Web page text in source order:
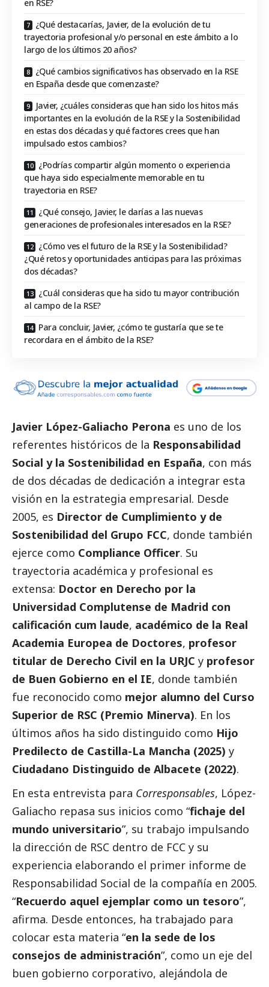
en RSE?
¿Qué destacarías, Javier, de la evolución de tu
trayectoria profesional y/o personal en este ámbito a lo
largo de los últimos 20 años?
¿Qué cambios significativos has observado en la RSE
en España desde que comenzaste?
Javier, ¿cuáles consideras que han sido los hitos más
importantes en la evolución de la RSE y la Sostenibilidad
en estas dos décadas y qué factores crees que han
impulsado estos cambios?
¿Podrías compartir algún momento o experiencia
que haya sido especialmente memorable en tu
trayectoria en RSE?
¿Qué consejo, Javier, le darías a las nuevas
generaciones de profesionales interesados en la RSE?
¿Cómo ves el futuro de la RSE y la Sostenibilidad?
¿Qué retos y oportunidades anticipas para las próximas
dos décadas?
¿Cuál consideras que ha sido tu mayor contribución
al campo de la RSE?
Para concluir, Javier, ¿cómo te gustaría que se te
recordara en el ámbito de la RSE?
Javier López-Galiacho Perona es uno de los
referentes históricos de la Responsabilidad
Social y la Sostenibilidad en España, con más
de dos décadas de dedicación a integrar esta
visión en la estrategia empresarial. Desde
2005, es Director de Cumplimiento y de
Sostenibilidad del Grupo FCC, donde también
ejerce como Compliance Officer. Su
trayectoria académica y profesional es
extensa: Doctor en Derecho por la
Universidad Complutense de Madrid con
calificación cum laude, académico de la Real
Academia Europea de Doctores, profesor
titular de Derecho Civil en la URJC y profesor
de Buen Gobierno en el IE, donde también
fue reconocido como mejor alumno del Curso
Superior de RSC (Premio Minerva). En los
últimos años ha sido distinguido como Hijo
Predilecto de Castilla-La Mancha (2025) y
Ciudadano Distinguido de Albacete (2022).
En esta entrevista para Corresponsables, López-
Galiacho repasa sus inicios como “fichaje del
mundo universitario”, su trabajo impulsando
la dirección de RSC dentro de FCC y su
experiencia elaborando el primer informe de
Responsabilidad Social de la compañía en 2005.
“Recuerdo aquel ejemplar como un tesoro”,
afirma. Desde entonces, ha trabajado para
colocar esta materia “en la sede de los
consejos de administración”, como un eje del
buen gobierno corporativo, alejándola de